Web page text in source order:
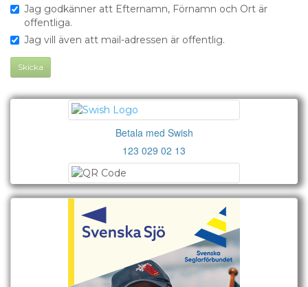
Jag godkänner att Efternamn, Förnamn och Ort är
offentliga.
Jag vill även att mail-adressen är offentlig.
Skicka
Betala med Swish
123 029 02 13